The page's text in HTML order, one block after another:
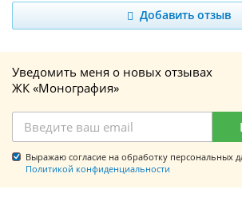
Добавить отзыв
Уведомить меня о новых отзывах
ЖК «Монография»
Выражаю согласие на обработку персональных
Политикой конфиденциальности